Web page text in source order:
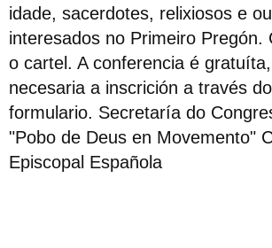
idade, sacerdotes, relixiosos e
interesados no Primeiro Pregón.
o cartel. A conferencia é
necesaria a inscrición a través
formulario. Secretaría do
"Pobo de Deus en Movemento"
Episcopal Española